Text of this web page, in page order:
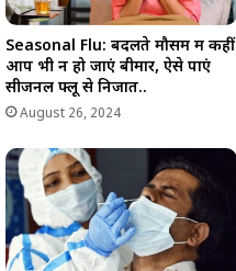
Seasonal Flu: बदलते मौसम में कहीं
आप भी न हो जाएं बीमार, ऐसे पाएं
सीजनल फ्लू से निजात..
August 26, 2024